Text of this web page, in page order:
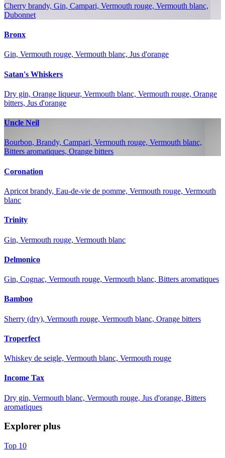
Cherry brandy, Gin, Campari, Vermouth rouge, Vermouth blanc,
Dubonnet
Bronx
Gin, Vermouth rouge, Vermouth blanc, Jus d'orange
Satan's Whiskers
Dry gin, Orange liqueur, Vermouth blanc, Vermouth rouge, Orange
bitters, Jus d'orange
Uncle Neil
Bourbon, Brandy, Campari, Vermouth rouge, Vermouth blanc,
Bitters aromatiques, Orange bitters
Coronation
Apricot brandy, Eau-de-vie de pomme, Vermouth rouge, Vermouth
blanc
Trinity
Gin, Vermouth rouge, Vermouth blanc
Delmonico
Gin, Cognac, Vermouth rouge, Vermouth blanc, Bitters aromatiques
Bamboo
Sherry (dry), Vermouth rouge, Vermouth blanc, Orange bitters
Troperfect
Whiskey de seigle, Vermouth blanc, Vermouth rouge
Income Tax
Dry gin, Vermouth blanc, Vermouth rouge, Jus d'orange, Bitters
aromatiques
Explorer plus
Top 10